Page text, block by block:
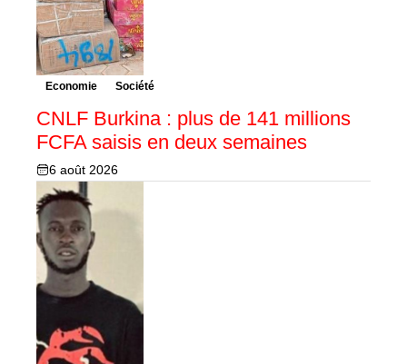
Economie Société
CNLF Burkina : plus de 141 millions
FCFA saisis en deux semaines
6 août 2026